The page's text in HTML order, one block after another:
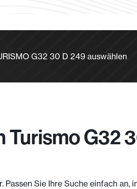
G32 30 D 249 auswählen
G32
Sie Ihre Suche einfach